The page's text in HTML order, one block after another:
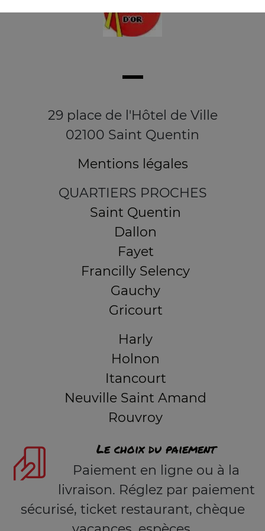
29 place de l'Hôtel de Ville
02100 Saint Quentin
Mentions légales
QUARTIERS PROCHES
Saint Quentin
Dallon
Fayet
Francilly Selency
Gauchy
Gricourt
Harly
Holnon
Itancourt
Neuville Saint Amand
Rouvroy
Le choix du paiement
Paiement en ligne ou à la
livraison. Réglez par paiement
sécurisé, ticket restaurant, chèque